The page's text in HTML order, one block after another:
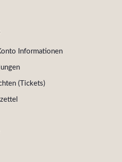
Informationen
(Tickets)